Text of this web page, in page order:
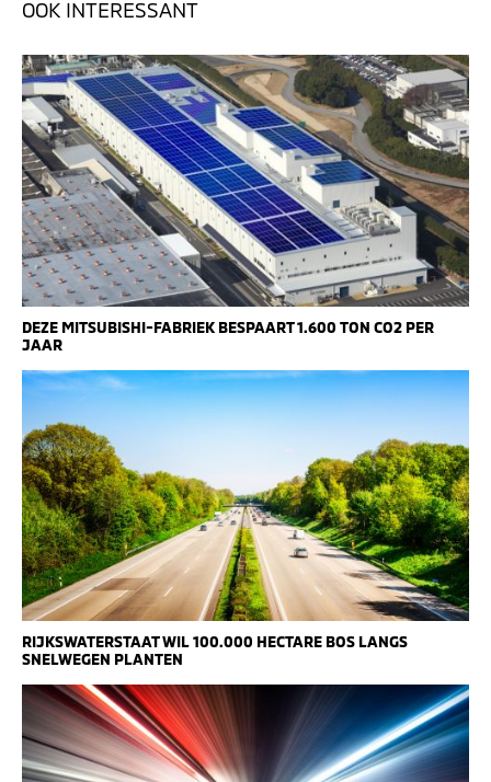
OOK INTERESSANT
DEZE MITSUBISHI-FABRIEK BESPAART 1.600 TON CO2 PER
JAAR
RIJKSWATERSTAAT WIL 100.000 HECTARE BOS LANGS
SNELWEGEN PLANTEN